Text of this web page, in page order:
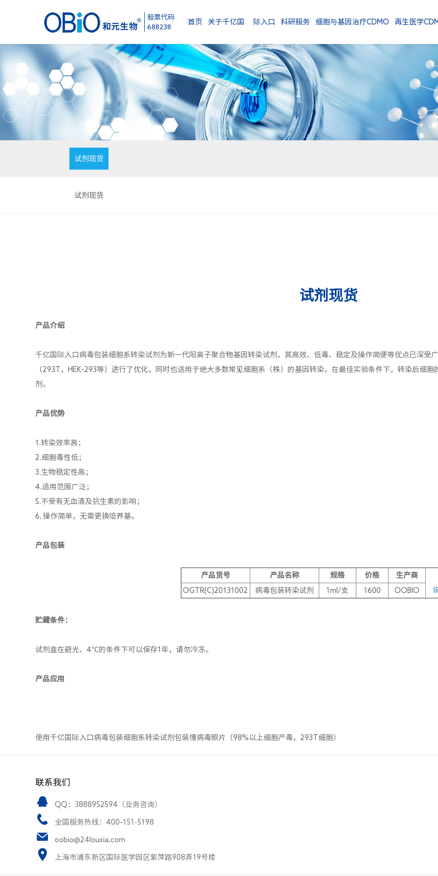
股票代码
688238
首页 关于千亿国际入口 科研服务 细胞与基因治疗CDMO 再生医学
试剂现货
试剂现货
试剂现货
产品介绍
千亿国际入口病毒包装细胞系转染试剂为新一代阳离子聚合物基因转染试剂，其高效、低毒、稳定及操作简便等优点已深受
（293T，HEK-293等）进行了优化，同时也适用于绝大多数常见细胞系（株）的基因转染，在最佳实验条件下，转染后细
剂。
产品优势
1.转染效率高；
2.细胞毒性低；
3.生物稳定性高；
4.适用范围广泛；
5.不受有无血清及抗生素的影响；
6. 操作简单，无需更换培养基。
产品包装
产品货号 产品名称 规格 价格
生产商
OGTR(C)20131002 病毒包装转染试剂 1ml/支 1600 OOBIO
贮藏条件：
试剂盒在避光、4℃的条件下可以保存1年，请勿冷冻。
产品应用
使用千亿国际入口病毒包装细胞系转染试剂包装慢病毒照片（98%以上细胞产毒，293T细胞）
联系我们
QQ：3888952594（业务咨询）
全国服务热线：400-151-5198
oobio@24louxia.com
上海市浦东新区国际医学园区紫萍路908弄19号楼